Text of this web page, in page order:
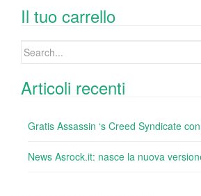
o
o
k
n
Il tuo carrello
Search
Articoli recenti
Gratis Assassin ‘s Creed Syndicate
News Asrock.it: nasce la nuova